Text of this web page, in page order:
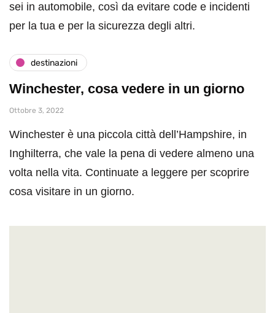
sei in automobile, così da evitare code e incidenti
per la tua e per la sicurezza degli altri.
destinazioni
Winchester, cosa vedere in un giorno
Ottobre 3, 2022
Winchester è una piccola città dell’Hampshire, in
Inghilterra, che vale la pena di vedere almeno una
volta nella vita. Continuate a leggere per scoprire
cosa visitare in un giorno.